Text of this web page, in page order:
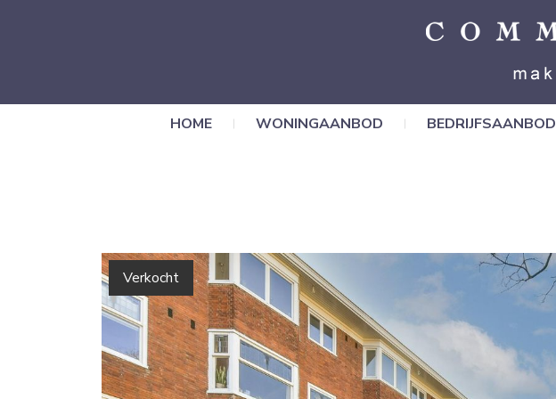
HOME WONINGAANBOD BEDRIJFSAANBOD
Verkocht